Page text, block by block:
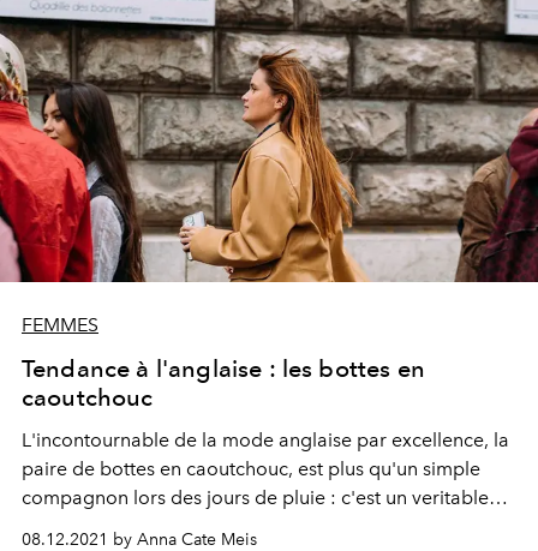
FEMMES
Tendance à l'anglaise : les bottes en
caoutchouc
L'incontournable de la mode anglaise par excellence, la
paire de bottes en caoutchouc, est plus qu'un simple
compagnon lors des jours de pluie : c'est un veritable
08.12.2021 by Anna Cate Meis